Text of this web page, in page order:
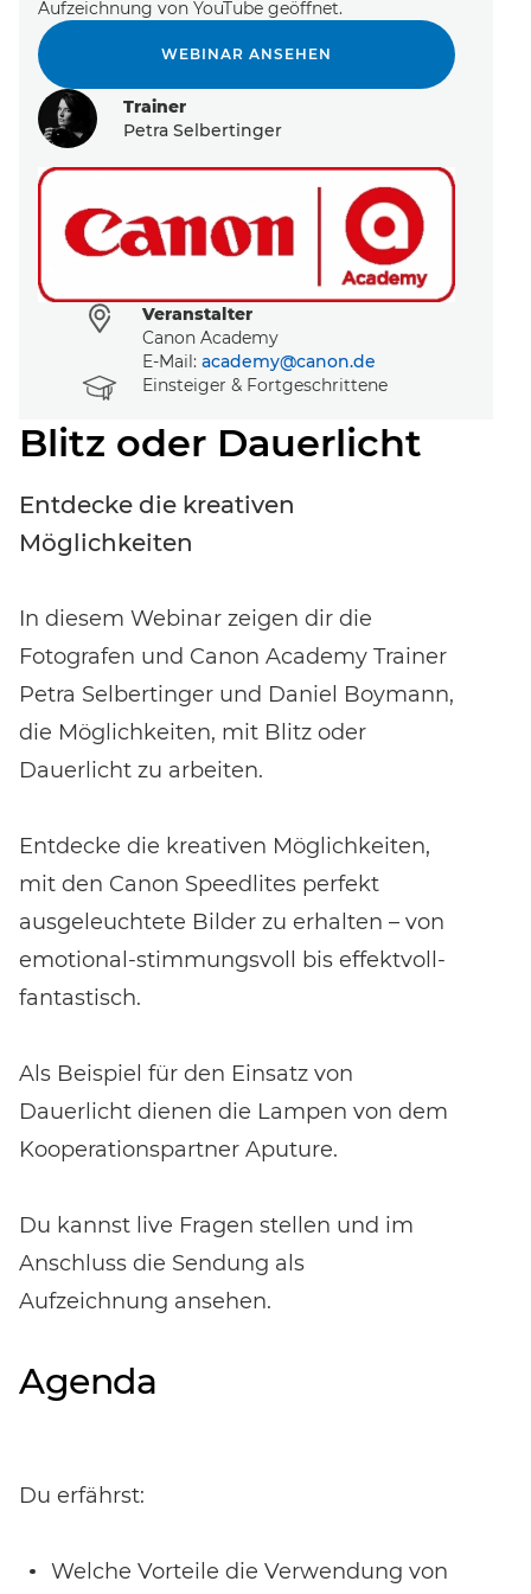
entscheidenund Zugang zu exklusiven Inhalten und
Bewertungen erhalten.
Blitz oder Dauerlicht
Entdecke die kreativen
Möglichkeiten
In diesem Webinar zeigen dir die
Fotografen und Canon Academy Trainer
Petra Selbertinger und Daniel Boymann,
die Möglichkeiten, mit Blitz oder
Dauerlicht zu arbeiten.
Entdecke die kreativen Möglichkeiten,
mit den Canon Speedlites perfekt
ausgeleuchtete Bilder zu erhalten – von
emotional-stimmungsvoll bis effektvoll-
fantastisch.
Als Beispiel für den Einsatz von
Dauerlicht dienen die Lampen von dem
Kooperationspartner Aputure.
Du kannst live Fragen stellen und im
Anschluss die Sendung als
Aufzeichnung ansehen.
Agenda
Du erfährst:
Welche Vorteile die Verwendung von
Aufzeichnung von YouTube geöffnet.
WEBINAR ANSEHEN
Trainer
Petra Selbertinger
Veranstalter
Canon Academy
E-Mail: academy@canon.de
Kursniveau
Einsteiger & Fortgeschrittene